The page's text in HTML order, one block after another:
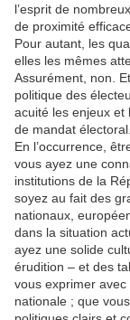
l’esprit de
de proximité
Pour autant, les
elles les mêmes
Assurément, non.
politique des
acuité les enjeux et
de mandat électoral.
En l’occurrence,
vous ayez une
institutions de la
soyez au fait des
nationaux,
dans la situation
ayez une solide
érudition – et des
vous exprimer avec
nationale ; que